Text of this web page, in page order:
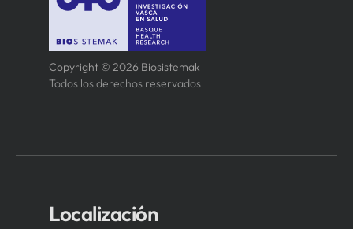
Copyright © 2026 Biosistemak
Todos los derechos reservados
Localización